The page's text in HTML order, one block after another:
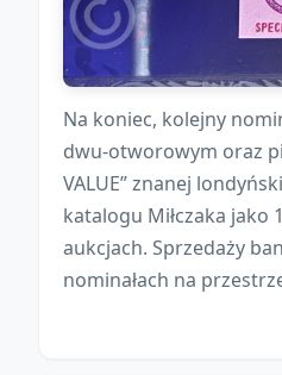
Na koniec, kolejny
dwu-otworowym oraz
VALUE” znanej
katalogu Miłczaka jako
aukcjach. Sprzedaży
nominałach na